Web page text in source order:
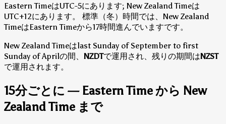
Eastern TimeはUTC-5にあります; New Zealand Timeは
UTC+12にあります。
標準（冬）時間では、New Zealand
TimeはEastern Timeから17時間進んでいますです。
New Zealand Timeはlast Sunday of September to first
Sunday of Aprilの間、 NZDTで運用され、残りの期間はNZST
で運用されます。
15分ごとに — Eastern Time から New
Zealand Time まで